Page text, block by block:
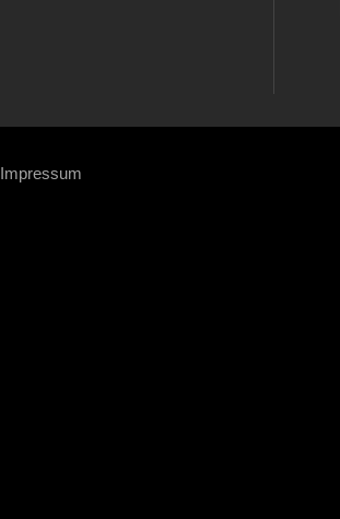
Impressum